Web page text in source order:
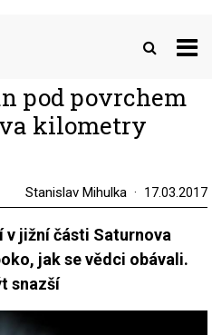
pod povrchem
kilometry
Stanislav Mihulka 17.03.2017
v jižní části Saturnova
jak se vědci obávali.
snazší